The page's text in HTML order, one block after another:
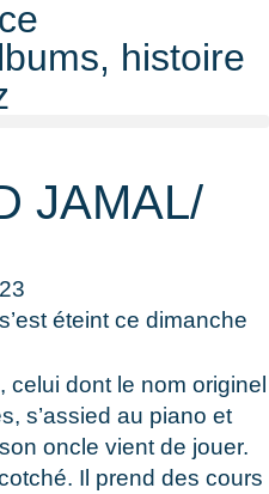
histoire
JAMAL/
éteint ce dimanche
dont le nom originel
s’assied au piano et
oncle vient de jouer.
Il prend des cours